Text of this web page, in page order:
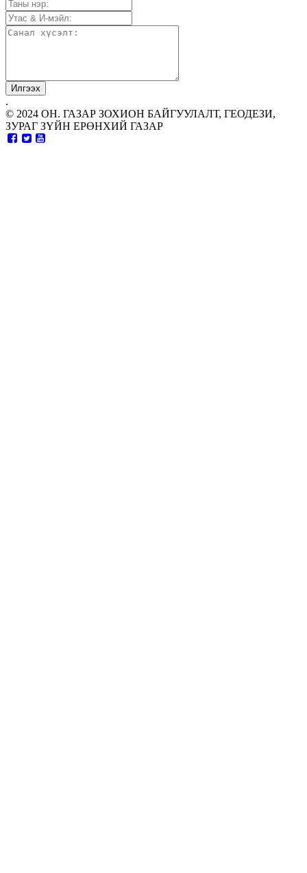
.
© 2024 ОН. ГАЗАР ЗОХИОН БАЙГУУЛАЛТ, ГЕОДЕЗИ,
ЗУРАГ ЗҮЙН ЕРӨНХИЙ ГАЗАР